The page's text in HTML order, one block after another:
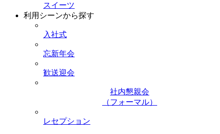
スイーツ
利用シーンから探す
入社式
忘新年会
歓送迎会
社内懇親会
（フォーマル）
レセプション